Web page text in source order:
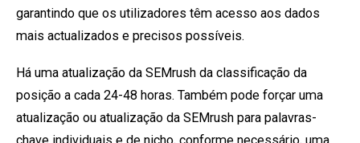
garantindo que os utilizadores têm acesso aos dados
mais actualizados e precisos possíveis.
Há uma atualização da SEMrush da classificação da
posição a cada 24-48 horas. Também pode forçar uma
atualização ou atualização da SEMrush para palavras-